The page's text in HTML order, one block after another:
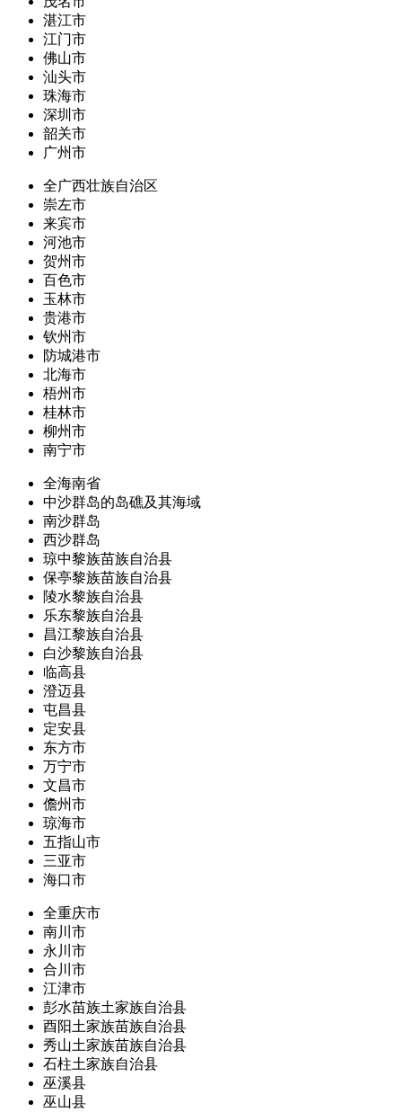
湛江市
江门市
佛山市
汕头市
珠海市
深圳市
韶关市
广州市
全广西壮族自治区
崇左市
来宾市
河池市
贺州市
百色市
玉林市
贵港市
钦州市
防城港市
北海市
梧州市
桂林市
柳州市
南宁市
全海南省
中沙群岛的岛礁及其海域
南沙群岛
西沙群岛
琼中黎族苗族自治县
保亭黎族苗族自治县
陵水黎族自治县
乐东黎族自治县
昌江黎族自治县
白沙黎族自治县
临高县
澄迈县
屯昌县
定安县
东方市
万宁市
文昌市
儋州市
琼海市
五指山市
三亚市
海口市
全重庆市
南川市
永川市
合川市
江津市
彭水苗族土家族自治县
酉阳土家族苗族自治县
秀山土家族苗族自治县
石柱土家族自治县
巫溪县
巫山县